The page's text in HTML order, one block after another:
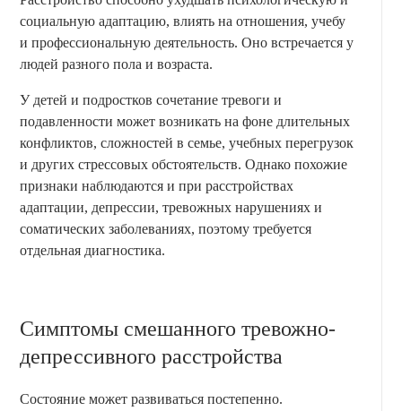
социальную адаптацию, влиять на отношения, учебу
и профессиональную деятельность. Оно встречается у
людей разного пола и возраста.
У детей и подростков сочетание тревоги и
подавленности может возникать на фоне длительных
конфликтов, сложностей в семье, учебных перегрузок
и других стрессовых обстоятельств. Однако похожие
признаки наблюдаются и при расстройствах
адаптации, депрессии, тревожных нарушениях и
соматических заболеваниях, поэтому требуется
отдельная диагностика.
Симптомы смешанного тревожно-
депрессивного расстройства
Состояние может развиваться постепенно.